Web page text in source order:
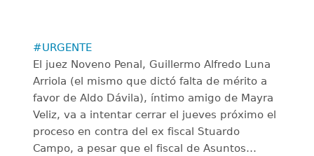
#URGENTE
El juez Noveno Penal, Guillermo Alfredo Luna
Arriola (el mismo que dictó falta de mérito a
favor de Aldo Dávila), íntimo amigo de Mayra
Veliz, va a intentar cerrar el jueves próximo el
proceso en contra del ex fiscal Stuardo
Campo, a pesar que el fiscal de Asuntos…